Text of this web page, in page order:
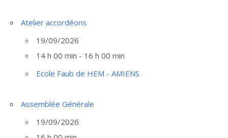
Atelier accordéons
19/09/2026
14 h 00 min - 16 h 00 min
Ecole Faub de HEM - AMIENS
Assemblée Générale
19/09/2026